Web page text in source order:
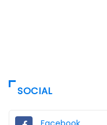
SOCIAL